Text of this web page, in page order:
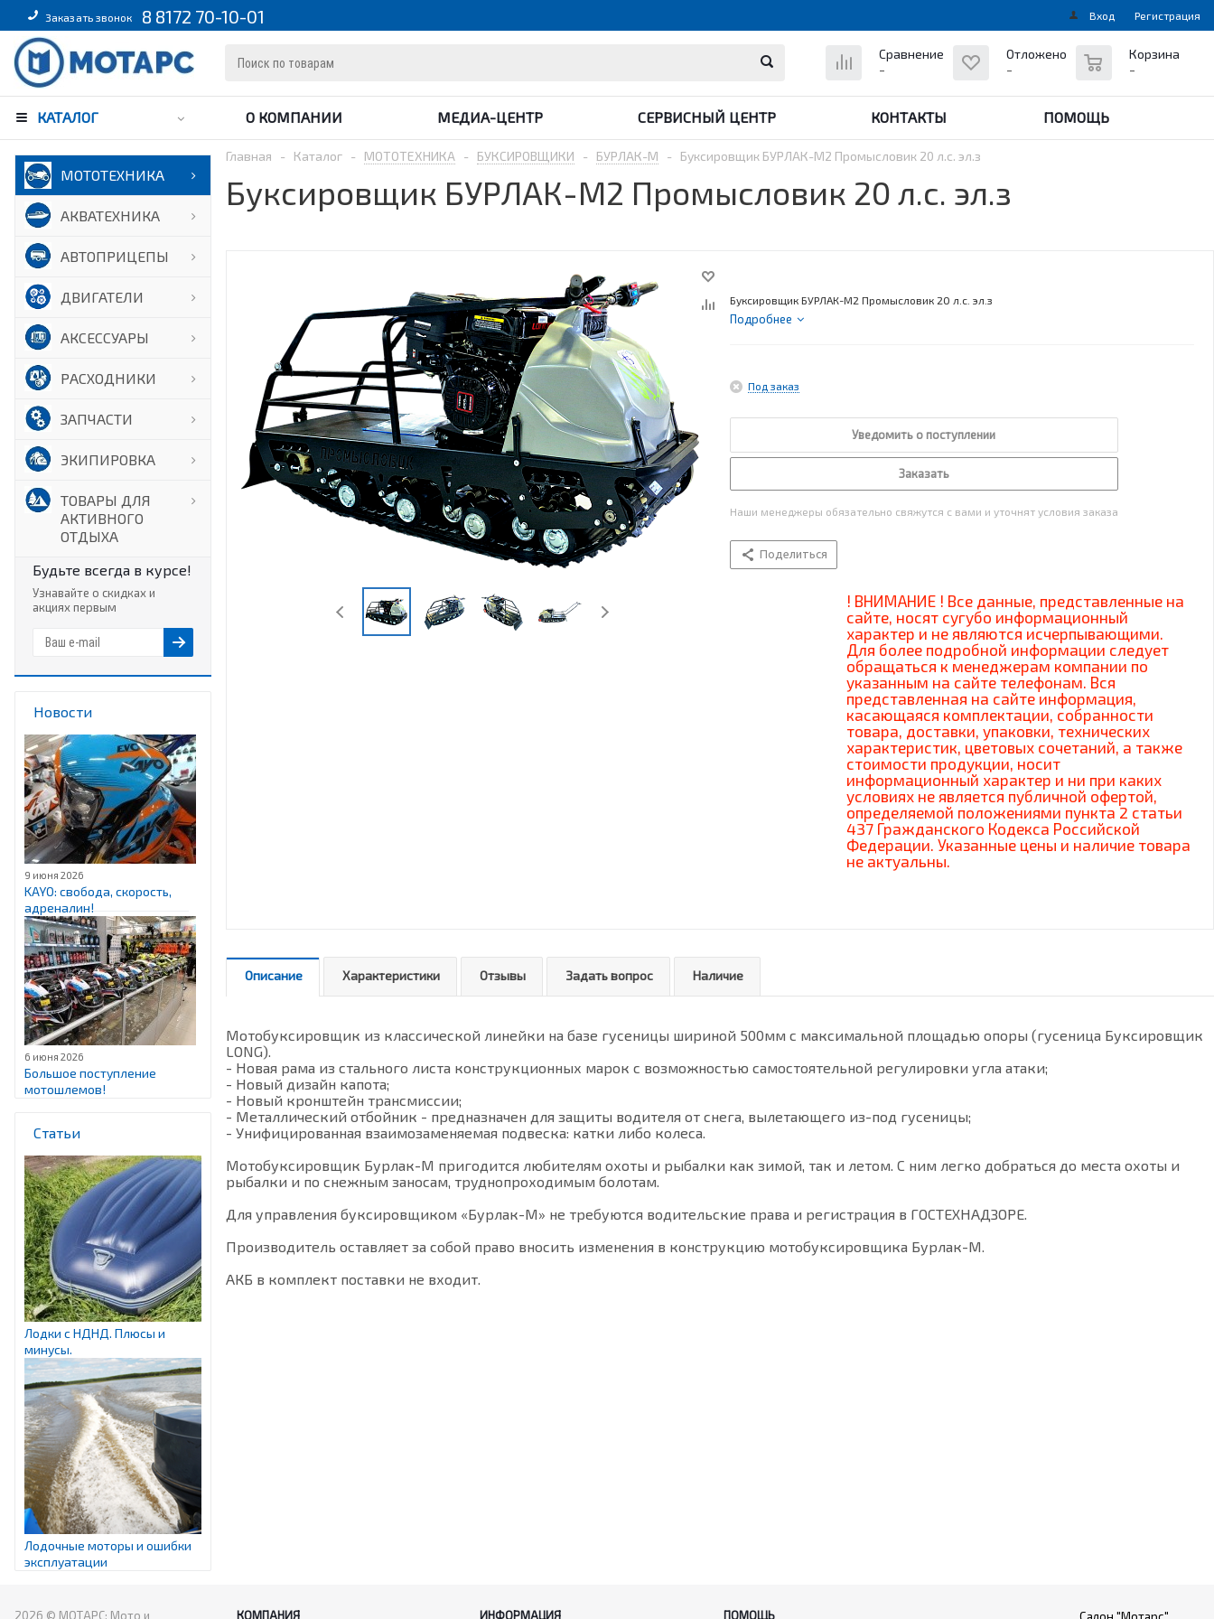
Заказать звонок 8 8172 70-10-01 Вход Регистрация
Сравнение
-
Отложено
-
Корзина
-
КАТАЛОГ О КОМПАНИИ МЕДИА-ЦЕНТР СЕРВИСНЫЙ ЦЕНТР КОНТАКТЫ ПОМОЩЬ
МОТОТЕХНИКА
АКВАТЕХНИКА
АВТОПРИЦЕПЫ
ДВИГАТЕЛИ
АКСЕССУАРЫ
РАСХОДНИКИ
ЗАПЧАСТИ
ЭКИПИРОВКА
ТОВАРЫ ДЛЯ
АКТИВНОГО
ОТДЫХА
Будьте всегда в курсе!
Узнавайте о скидках и
акциях первым
Новости
9 июня 2026
KAYO: свобода, скорость,
адреналин!
6 июня 2026
Большое поступление
мотошлемов!
Статьи
Лодки с НДНД. Плюсы и
минусы.
Лодочные моторы и ошибки
эксплуатации
Главная - Каталог - МОТОТЕХНИКА - БУКСИРОВЩИКИ - БУРЛАК-М - Буксировщик БУРЛАК-M2 Промысловик 20 л.с. эл.з
Буксировщик БУРЛАК-M2 Промысловик 20 л.с. эл.з
Буксировщик БУРЛАК-M2 Промысловик 20 л.с. эл.з
Подробнее
Под заказ
Уведомить о поступлении
Заказать
Наши менеджеры обязательно свяжутся с вами и уточнят условия заказа
Поделиться
! ВНИМАНИЕ ! Все данные, представленные на
сайте, носят сугубо информационный
характер и не являются исчерпывающими.
Для более подробной информации следует
обращаться к менеджерам компании по
указанным на сайте телефонам. Вся
представленная на сайте информация,
касающаяся комплектации, собранности
товара, доставки, упаковки, технических
характеристик, цветовых сочетаний, а также
стоимости продукции, носит
информационный характер и ни при каких
условиях не является публичной офертой,
определяемой положениями пункта 2 статьи
437 Гражданского Кодекса Российской
Федерации. Указанные цены и наличие товара
не актуальны.
Описание Характеристики Отзывы Задать вопрос Наличие
Мотобуксировщик из классической линейки на базе гусеницы шириной 500мм с максимальной площадью опоры (гусеница Буксировщик
LONG).
- Новая рама из стального листа конструкционных марок с возможностью самостоятельной регулировки угла атаки;
- Новый дизайн капота;
- Новый кронштейн трансмиссии;
- Металлический отбойник - предназначен для защиты водителя от снега, вылетающего из-под гусеницы;
- Унифицированная взаимозаменяемая подвеска: катки либо колеса.
Мотобуксировщик Бурлак-М пригодится любителям охоты и рыбалки как зимой, так и летом. С ним легко добраться до места охоты и
рыбалки и по снежным заносам, труднопроходимым болотам.
Для управления буксировщиком «Бурлак-М» не требуются водительские права и регистрация в ГОСТЕХНАДЗОРЕ.
Производитель оставляет за собой право вносить изменения в конструкцию мотобуксировщика Бурлак-М.
АКБ в комплект поставки не входит.
2026 © МОТАРС: Мото и КОМПАНИЯ ИНФОРМАЦИЯ ПОМОЩЬ